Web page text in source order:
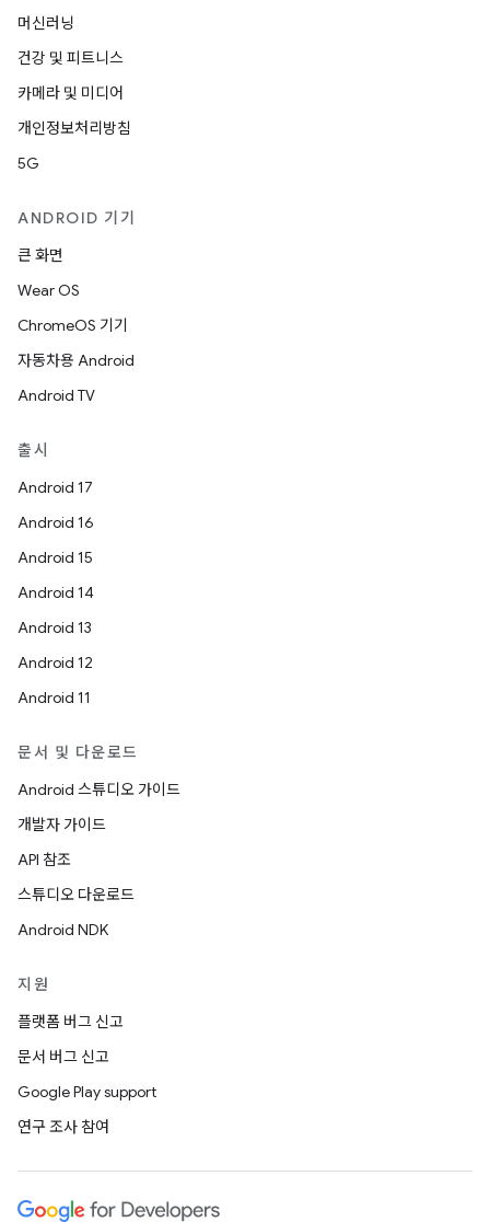
머신러닝
건강 및 피트니스
카메라 및 미디어
개인정보처리방침
5G
ANDROID 기기
큰 화면
Wear OS
ChromeOS 기기
자동차용 Android
Android TV
출시
Android 17
Android 16
Android 15
Android 14
Android 13
Android 12
Android 11
문서 및 다운로드
Android 스튜디오 가이드
개발자 가이드
API 참조
스튜디오 다운로드
Android NDK
지원
플랫폼 버그 신고
문서 버그 신고
Google Play support
연구 조사 참여